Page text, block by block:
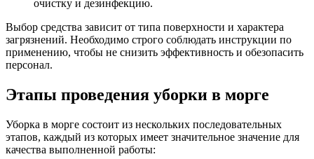
очистку и дезинфекцию.
Выбор средства зависит от типа поверхности и характера
загрязнений. Необходимо строго соблюдать инструкции по
применению, чтобы не снизить эффективность и обезопасить
персонал.
Этапы проведения уборки в морге
Уборка в морге состоит из нескольких последовательных
этапов, каждый из которых имеет значительное значение для
качества выполненной работы: